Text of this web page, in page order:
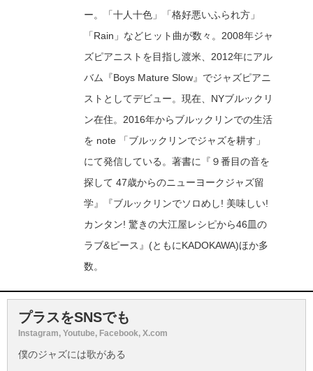
ー。「十人十色」「格好悪いふられ方」
「Rain」などヒット曲が数々。2008年ジャ
ズピアニストを目指し渡米、2012年にアル
バム『Boys Mature Slow』でジャズピアニ
ストとしてデビュー。現在、NYブルックリ
ン在住。2016年からブルックリンでの生活
を note 「ブルックリンでジャズを耕す」
にて発信している。著書に『９番目の音を
探して 47歳からのニューヨークジャズ留
学』『ブルックリンでソロめし! 美味しい!
カンタン! 驚きの大江屋レシピから46皿の
ラブ&ピース』(ともにKADOKAWA)ほか多
数。
プラスをSNSでも
Instagram, Youtube, Facebook, X.com
僕のジャズには歌がある